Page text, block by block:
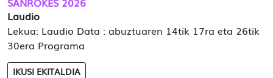
Laudio
Lekua: Laudio Data : abuztuaren 14tik 17ra eta 26tik
30era Programa
IKUSI EKITALDIA